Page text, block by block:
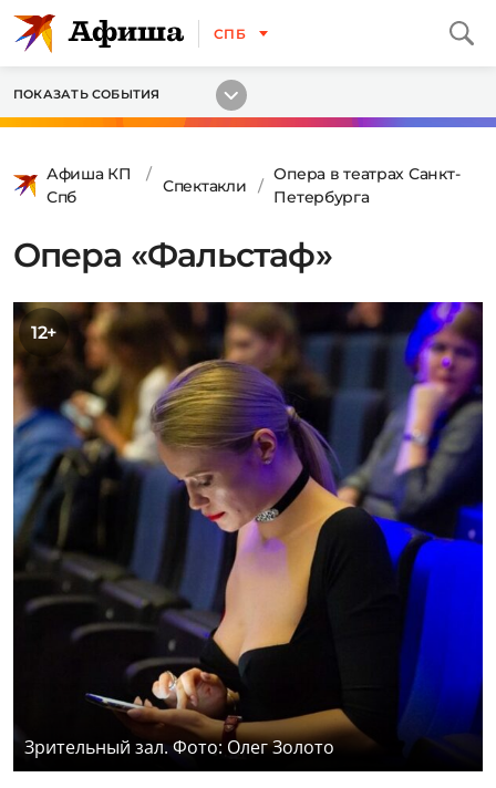
СПБ
ПОКАЗАТЬ СОБЫТИЯ
Афиша КП
Спб
Спектакли
Опера в театрах Санкт-
Петербурга
Опера «Фальстаф»
12+
Зрительный зал. Фото: Олег Золото